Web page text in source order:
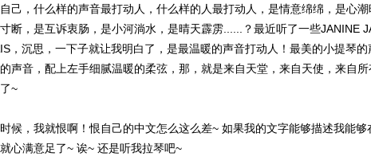
己，什么样的声音最打动人，什么样的人最打动人，是情意绵绵，是心
断，是互诉衷肠，是小河淌水，是晴天霹雳......？最近听了一些JANINE
，沉思，一下子就让我明白了，是最温暖的声音打动人！最美的小提琴的
声音，配上左手细腻温暖的柔弦，那，就是来自天堂，来自天使，来自
~
候，我就恨啊！恨自己的中文怎么这么差~ 如果我的文字能够描述我能够
心满意足了~ 诶~ 还是听我拉琴吧~